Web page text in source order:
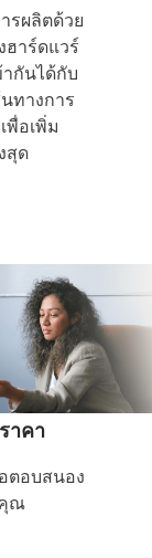
รผลิตด้วย
าร์ดแวร์
ากันได้กับ
ทางการ
พื่อเพิ่ม
สุด
าคา
ตอบสนอง
คุณ